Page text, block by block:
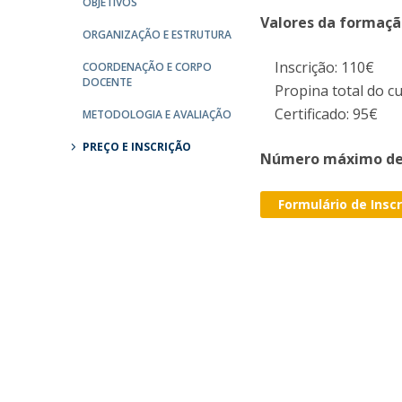
ORGANIZAÇÃO E ESTRUTURA
COORDENAÇÃO E CORPO
DOCENTE
METODOLOGIA E AVALIAÇÃO
PREÇO E INSCRIÇÃO
Valores da
Inscrição: 110€
Propina total do
Certificado: 95€
Número máximo
Formulário de